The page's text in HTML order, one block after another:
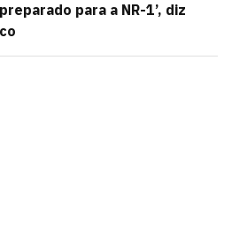
para a NR-1’, diz